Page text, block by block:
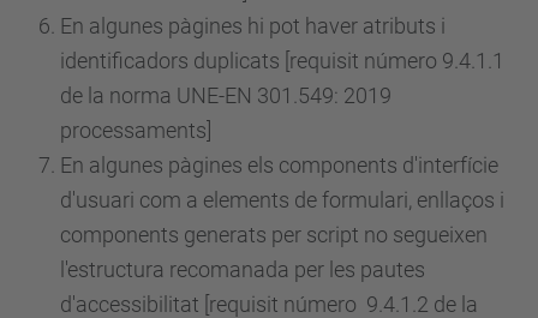
En algunes pàgines hi pot haver atributs i
identificadors duplicats [requisit número 9.4.1.1
de la norma UNE-EN 301.549: 2019
processaments]
En algunes pàgines els components d'interfície
d'usuari com a elements de formulari, enllaços i
components generats per script no segueixen
l'estructura recomanada per les pautes
d'accessibilitat [requisit número 9.4.1.2 de la